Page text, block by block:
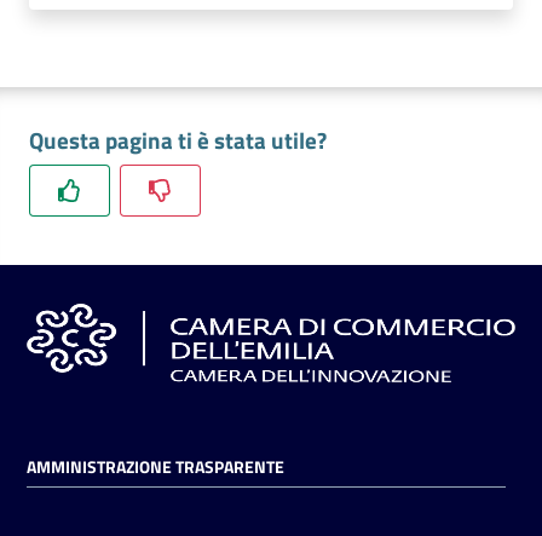
Tutelare
Consumatore
in
on line
Questa pagina ti è stata utile?
AMMINISTRAZIONE TRASPARENTE